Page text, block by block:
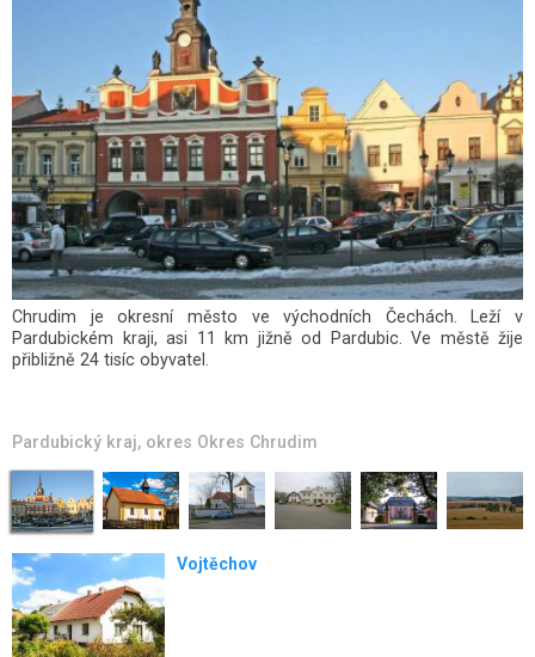
Pardubický kraj, okres Okres Chrudim
Vojtěchov